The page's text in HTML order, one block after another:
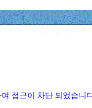
접근이 차단 되었습니